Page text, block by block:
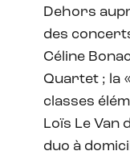
Dehors
des
Céline
Quartet ; la
classes
Loïs Le Van
duo à